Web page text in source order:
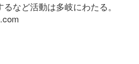
など活動は多岐にわたる。